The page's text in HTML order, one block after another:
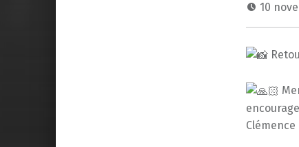
10
Clémence